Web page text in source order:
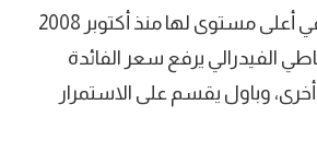
الفيدرالي يرفع سعر الفائدة
وباول يقسم على الاستمرار